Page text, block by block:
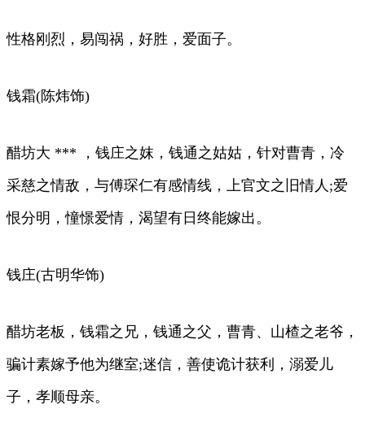
性格刚烈，易闯祸，好胜，爱面子。
钱霜(陈炜饰)
醋坊大 *** ，钱庄之妺，钱通之姑姑，针对曹青，冷
采慈之情敌，与傅琛仁有感情线，上官文之旧情人;爱
恨分明，憧憬爱情，渴望有日终能嫁出。
钱庄(古明华饰)
醋坊老板，钱霜之兄，钱通之父，曹青、山楂之老爷，
骗计素嫁予他为继室;迷信，善使诡计获利，溺爱儿
子，孝顺母亲。